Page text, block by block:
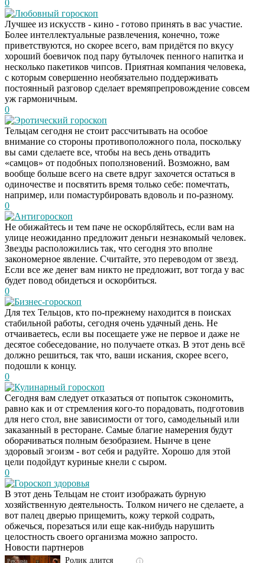
0
Любовный гороскоп
Лучшее из искусств - кино - готово принять в вас участие.
Более интеллектуальные развлечения, конечно, тоже
приветствуются, но скорее всего, вам придётся по вкусу
хороший боевичок под пару бутылочек пенного напитка и
несколько пакетиков чипсов. Приятная компания человека,
с которым совершенно необязательно поддерживать
постоянный разговор сделает времяпрепровождение совсем
уж гармоничным.
0
Эротический гороскоп
Тельцам сегодня не стоит рассчитывать на особое
внимание со стороны противоположного пола, поскольку
вы сами сделаете все, чтобы на весь день отвадить
«самцов» от подобных поползновений. Возможно, вам
вообще больше всего на свете вдруг захочется остаться в
одиночестве и посвятить время только себе: помечтать,
например, или помастурбировать вдоволь и по-разному.
0
Антигороскоп
Не обижайтесь и тем паче не оскорбляйтесь, если вам на
улице неожиданно предложит деньги незнакомый человек.
Звезды расположились так, что сегодня это вполне
закономерное явление. Считайте, это переводом от звезд.
Если все же денег вам никто не предложит, вот тогда у вас
будет повод обидеться и оскорбиться.
0
Бизнес-гороскоп
Для тех Тельцов, кто по-прежнему находится в поисках
стабильной работы, сегодня очень удачный день. Не
отчаиваетесь, если вы посещаете уже не первое и даже не
десятое собеседование, но получаете отказ. В этот день всё
должно решиться, так что, ваши искания, скорее всего,
подошли к концу.
0
Кулинарный гороскоп
Сегодня вам следует отказаться от попыток сэкономить,
равно как и от стремления кого-то порадовать, подготовив
для него стол, вне зависимости от того, самодельный или
заказанный в ресторане. Самые благие намерения будут
оборачиваться полным безобразием. Нынче в цене
здоровый эгоизм - вот себя и радуйте. Хорошо для этой
цели подойдут куриные кнели с сыром.
0
Гороскоп здоровья
В этот день Тельцам не стоит изображать бурную
хозяйственную деятельность. Толком ничего не сделаете, а
вот палец дверью прищемить, кожу теркой содрать,
обжечься, порезаться или еще как-нибудь нарушить
целостность своего организма можно запросто.
Новости партнеров
i
Скрытая камера на
пляже Крыма: Что
люди вытворяют, когда
их не видят...
i
Ролик длится